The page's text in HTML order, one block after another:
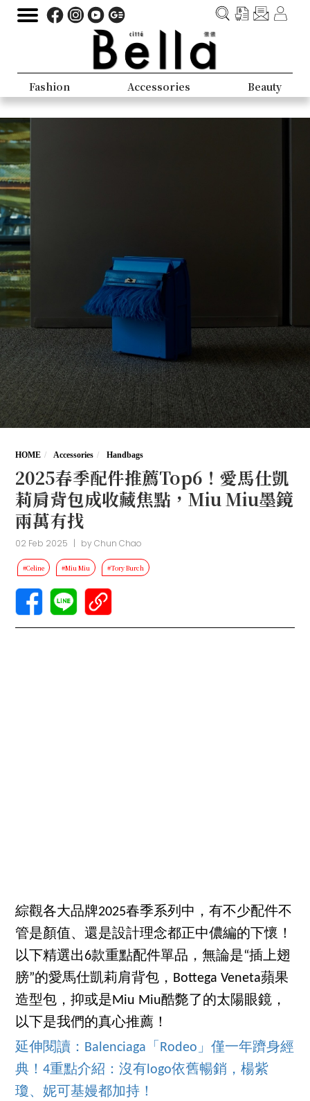
Fashion Accessories Beauty
HOME Accessories Handbags
2025春季配件推薦Top6！愛馬仕凱
莉肩背包成收藏焦點，Miu Miu墨鏡
兩萬有找
02 Feb 2025 | byChun Chao
#Celine #Miu Miu #Tory Burch
綜觀各大品牌2025春季系列中，有不少配件不
管是顏值、還是設計理念都正中儂編的下懷！
以下精選出6款重點配件單品，無論是“插上翅
膀”的愛馬仕凱莉肩背包，Bottega Veneta蘋果
造型包，抑或是Miu Miu酷斃了的太陽眼鏡，
以下是我們的真心推薦！
延伸閱讀：Balenciaga「Rodeo」僅一年躋身經
典！4重點介紹：沒有logo依舊暢銷，楊紫
瓊、妮可基嫚都加持！